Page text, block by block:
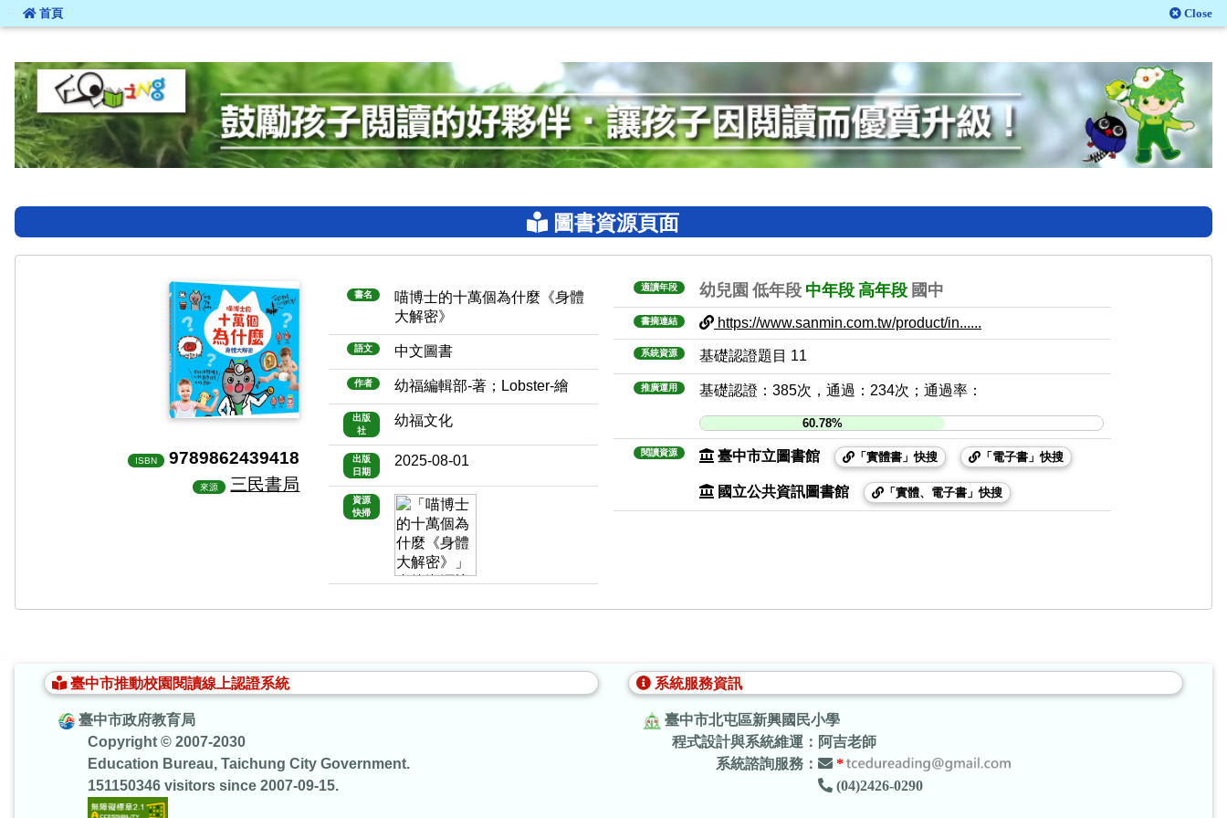
::: 首頁 Close
圖書資源頁面
ISBN 9789862439418
來源 三民書局
書名
喵博士的十萬個為什麼《身體
大解密》
語文 中文圖書
作者 幼福編輯部-著；Lobster-繪
出版
社
幼福文化
出版
日期
2025-08-01
資源
快掃
適讀年段 幼兒園 低年段 中年段 高年段 國中
書摘連結 https://www.sanmin.com.tw/product/in......
系統資源 基礎認證題目 11
推廣運用 基礎認證：385次，通過：234次；通過率：
60.78%
閱讀資源 臺中市立圖書館 「實體書」快搜 「電子書」快搜
國立公共資訊圖書館 「實體、電子書」快搜
臺中市推動校園閱讀線上認證系統
臺中市政府教育局
Copyright © 2007-2030
Education Bureau, Taichung City Government.
151150346 visitors since 2007-09-15.
系統服務資訊
臺中市北屯區新興國民小學
程式設計與系統維運：阿吉老師
系統諮詢服務：
*
(04)2426-0290